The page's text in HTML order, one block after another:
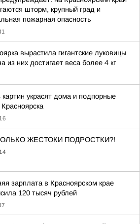
шторм, крупный град и
пожарная опасность
вырастила гигантские луковицы
из них достигает веса более 4 кг
украсят дома и подпорные
ЖЕСТОКИ ПОДРОСТКИ?!
зарплата в Красноярском крае
120 тысяч рублей